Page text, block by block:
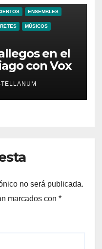
ENSEMBLES
MÚSICOS
en el
con Vox
no será publicada.
marcados con *